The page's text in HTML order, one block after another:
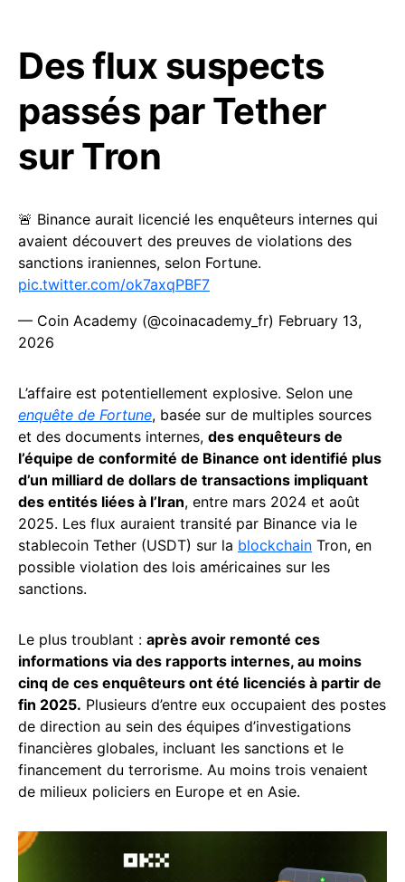
Des flux suspects
passés par Tether
sur Tron
🚨 Binance aurait licencié les enquêteurs internes qui
avaient découvert des preuves de violations des
sanctions iraniennes, selon Fortune.
pic.twitter.com/ok7axqPBF7
— Coin Academy (@coinacademy_fr) February 13,
2026
L’affaire est potentiellement explosive. Selon une
enquête de Fortune, basée sur de multiples sources
et des documents internes, des enquêteurs de
l’équipe de conformité de Binance ont identifié plus
d’un milliard de dollars de transactions impliquant
des entités liées à l’Iran, entre mars 2024 et août
2025. Les flux auraient transité par Binance via le
stablecoin Tether (USDT) sur la blockchain Tron, en
possible violation des lois américaines sur les
sanctions.
Le plus troublant : après avoir remonté ces
informations via des rapports internes, au moins
cinq de ces enquêteurs ont été licenciés à partir de
fin 2025. Plusieurs d’entre eux occupaient des postes
de direction au sein des équipes d’investigations
financières globales, incluant les sanctions et le
financement du terrorisme. Au moins trois venaient
de milieux policiers en Europe et en Asie.